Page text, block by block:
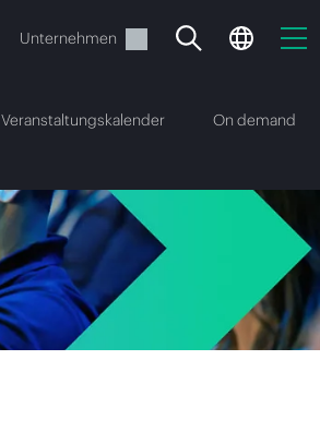
Unternehmen
Veranstaltungskalender On demand